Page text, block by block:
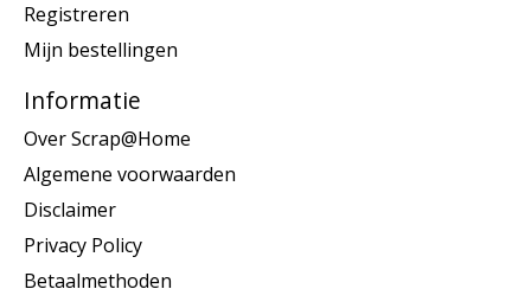
Registreren
Mijn bestellingen
Informatie
Over Scrap@Home
Algemene voorwaarden
Disclaimer
Privacy Policy
Betaalmethoden